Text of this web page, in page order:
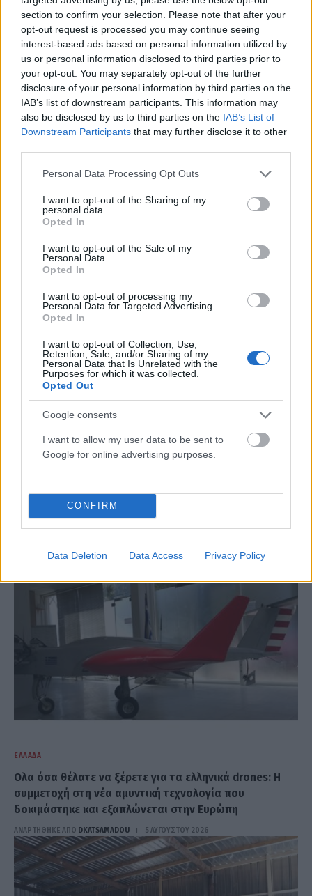
section to confirm your selection. Please note that after your
opt-out request is processed you may continue seeing
interest-based ads based on personal information utilized by
us or personal information disclosed to third parties prior to
your opt-out. You may separately opt-out of the further
disclosure of your personal information by third parties on the
IAB’s list of downstream participants. This information may
also be disclosed by us to third parties on the IAB’s List of
Downstream Participants that may further disclose it to other
Please note that this website/app uses one or more Google
not limited to your visit or usage behaviour. You may click to
grant or deny consent to Google and its third-party tags to
use your data for below specified purposes in below Google
consent section.
Personal Data Processing Opt Outs
I want to opt-out of the Sharing of my
personal data.
Opted In
I want to opt-out of the Sale of my
Personal Data.
Opted In
I want to opt-out of processing my
Personal Data for Targeted Advertising.
Opted In
I want to opt-out of Collection, Use,
Retention, Sale, and/or Sharing of my
Personal Data that Is Unrelated with the
Purposes for which it was collected.
Opted Out
Google consents
I want to allow my user data to be sent to
Google for online advertising purposes.
CONFIRM
Data Deletion Data Access Privacy Policy
Τραγωδία στα Μάλια: Τουρίστρια πνίγηκε μπροστά στα
ΑΝΑΡΤΗΘΗΚΕ ΑΠΟDKATSAMADOU 5 ΑΥΓΟΎΣΤΟΥ 2026
επιβατική κίνηση του Ιουλίου στο «Ελευθέριος
Βενιζέλος»
ΕΛΛΆΔΑ
Ολα όσα θέλατε να ξέρετε για τα ελληνικά drones: Η
συμμετοχή στη νέα αμυντική τεχνολογία που
δοκιμάστηκε και εξαπλώνεται στην Ευρώπη
ΑΝΑΡΤΗΘΗΚΕ ΑΠΟ DKATSAMADOU 5 ΑΥΓΟΎΣΤΟΥ 2026